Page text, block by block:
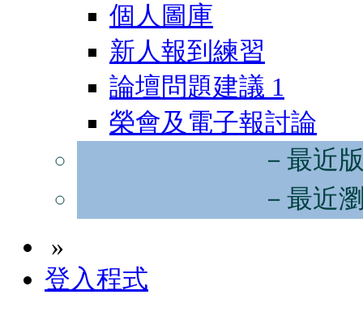
個人圖庫
新人報到練習
論壇問題建議 1
榮會及電子報討論
－最近
－最近
»
登入程式